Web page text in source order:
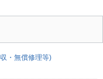
・無償修理等)